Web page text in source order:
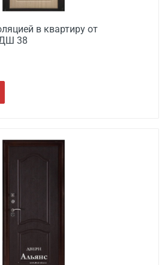
в квартиру от
ДШ 38